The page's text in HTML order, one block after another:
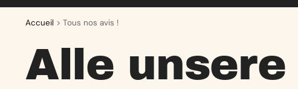
Accueil > Tous nos avis !
Alle